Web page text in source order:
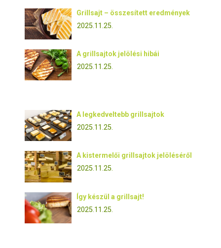
Grillsajt – összesített eredmények
2025.11.25.
A grillsajtok jelölési hibái
2025.11.25.
A legkedveltebb grillsajtok
2025.11.25.
A kistermelői grillsajtok jelöléséről
2025.11.25.
Így készül a grillsajt!
2025.11.25.